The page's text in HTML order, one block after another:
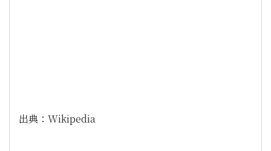
出典： Wikipedia